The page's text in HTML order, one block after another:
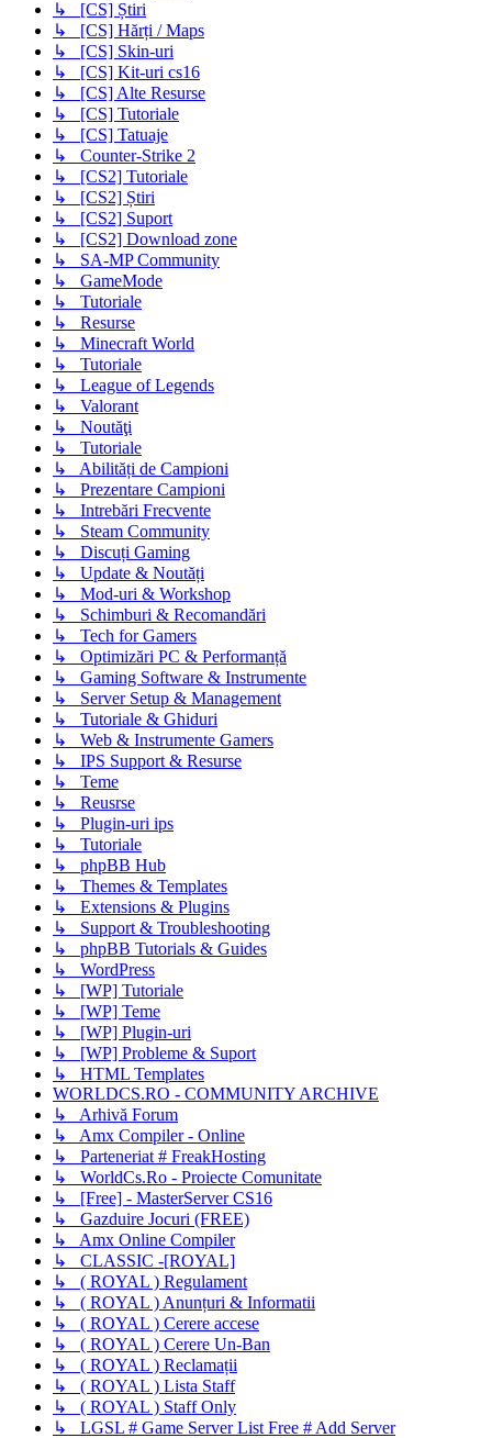
↳ [CS] Știri
↳ [CS] Hărți / Maps
↳ [CS] Skin-uri
↳ [CS] Kit-uri cs16
↳ [CS] Alte Resurse
↳ [CS] Tutoriale
↳ [CS] Tatuaje
↳ Counter-Strike 2
↳ [CS2] Tutoriale
↳ [CS2] Știri
↳ [CS2] Suport
↳ [CS2] Download zone
↳ SA-MP Community
↳ GameMode
↳ Tutoriale
↳ Resurse
↳ Minecraft World
↳ Tutoriale
↳ League of Legends
↳ Valorant
↳ Noutăţi
↳ Tutoriale
↳ Abilități de Campioni
↳ Prezentare Campioni
↳ Intrebări Frecvente
↳ Steam Community
↳ Discuți Gaming
↳ Update & Noutăți
↳ Mod-uri & Workshop
↳ Schimburi & Recomandări
↳ Tech for Gamers
↳ Optimizări PC & Performanță
↳ Gaming Software & Instrumente
↳ Server Setup & Management
↳ Tutoriale & Ghiduri
↳ Web & Instrumente Gamers
↳ IPS Support & Resurse
↳ Teme
↳ Reusrse
↳ Plugin-uri ips
↳ Tutoriale
↳ phpBB Hub
↳ Themes & Templates
↳ Extensions & Plugins
↳ Support & Troubleshooting
↳ phpBB Tutorials & Guides
↳ WordPress
↳ [WP] Tutoriale
↳ [WP] Teme
↳ [WP] Plugin-uri
↳ [WP] Probleme & Suport
↳ HTML Templates
WORLDCS.RO - COMMUNITY ARCHIVE
↳ Arhivă Forum
↳ Amx Compiler - Online
↳ Parteneriat # FreakHosting
↳ WorldCs.Ro - Proiecte Comunitate
↳ [Free] - MasterServer CS16
↳ Gazduire Jocuri (FREE)
↳ Amx Online Compiler
↳ CLASSIC -[ROYAL]
↳ ( ROYAL ) Regulament
↳ ( ROYAL ) Anunțuri & Informatii
↳ ( ROYAL ) Cerere accese
↳ ( ROYAL ) Cerere Un-Ban
↳ ( ROYAL ) Reclamații
↳ ( ROYAL ) Lista Staff
↳ ( ROYAL ) Staff Only
↳ LGSL # Game Server List Free # Add Server